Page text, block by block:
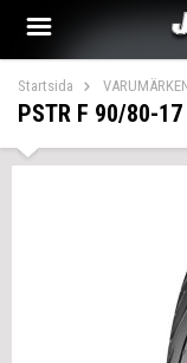
Startsida
PSTR F 90/80-17